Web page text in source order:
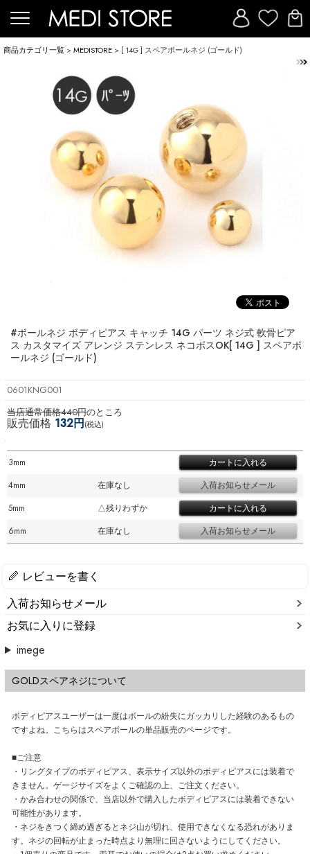
商品カテゴリ一覧 >MEDISTORE > [ 14G ] スペアボールネジ (ゴールド)
#ボールネジ ボディピアス キャッチ 14G パーツ ネジ式 軟骨ピア
ス カスタマイズ アレンジ ステンレス ネコポスOK[ 14G ] スペアボ
ールネジ (ゴールド)
0601KNG001
当店通常価格440円のところ
販売価格 132円(税込)
3mm
4mm
在庫なし
5mm
△残りわずか
6mm
在庫なし
レビューを書く
入荷お知らせメール
お気に入りに登録
imege
GOLDスペアネジについて
ボディピアスユーザーは一度はボールの紛失にガッカリした経験のあるもの
ですよね。こちらはスペアボールの単品販売のページです。
■ご注意
・リングタイプのボディピアス、表示サイズ以外のボディピアスには装着で
きません。ゲージサイズをよくご確認の上、ご注文ください。
・かみ合わせの関係で、当店以外で購入したボディピアスには装着できない
可能性があります。
・ネジをきつく締め過ぎるとネジ山が切れ、使用できなくなる恐れがありま
す。ネジの回転が止まった時点より無理に回さないようにしてください。